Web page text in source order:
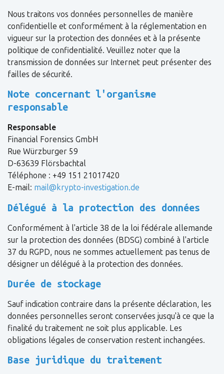
Nous traitons vos données personnelles de manière
confidentielle et conformément à la réglementation en
vigueur sur la protection des données et à la présente
politique de confidentialité. Veuillez noter que la
transmission de données sur Internet peut présenter des
failles de sécurité.
Note concernant l'organisme
responsable
Responsable
Financial Forensics GmbH
Rue Würzburger 59
D-63639 Flörsbachtal
Téléphone : +49 151 21017420
E-mail: mail@krypto-investigation.de
Délégué à la protection des données
Conformément à l'article 38 de la loi fédérale allemande
sur la protection des données (BDSG) combiné à l'article
37 du RGPD, nous ne sommes actuellement pas tenus de
désigner un délégué à la protection des données.
Durée de stockage
Sauf indication contraire dans la présente déclaration, les
données personnelles seront conservées jusqu'à ce que la
finalité du traitement ne soit plus applicable. Les
obligations légales de conservation restent inchangées.
Base juridique du traitement